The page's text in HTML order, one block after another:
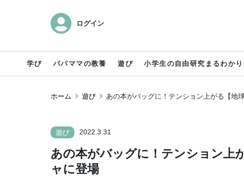
ログイン
学び パパママの教養 遊び 小学生の自由研究まるわかり
ホーム 遊び あの本がバッグに！テンション上がる【地
遊び 2022.3.31
あの本がバッグに！テンション上
ャに登場